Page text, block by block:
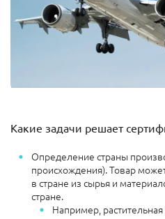
Какие задачи решает
Определение страны
происхождения). Товар
в стране из сырья и
стране.
Например,